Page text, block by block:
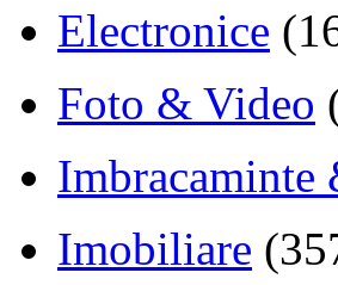
Electronice
Foto & Video
Imbracaminte
Imobiliare